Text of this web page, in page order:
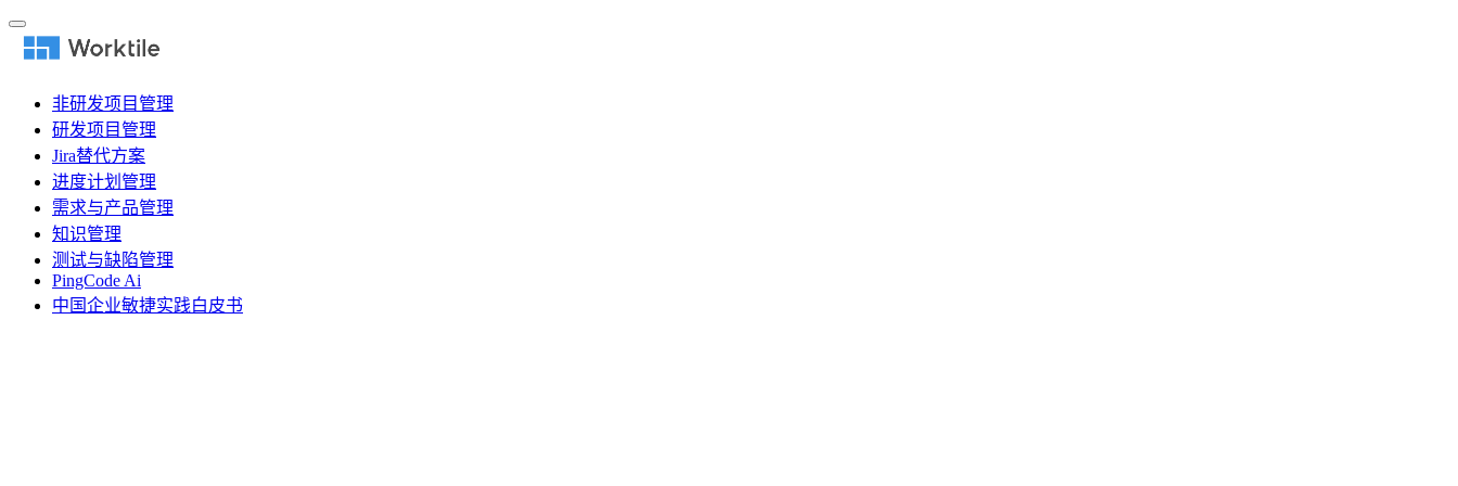
非研发项目管理
研发项目管理
Jira替代方案
进度计划管理
需求与产品管理
知识管理
测试与缺陷管理
PingCode Ai
中国企业敏捷实践白皮书